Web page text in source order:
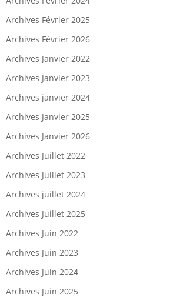
Archives Février 2025
Archives Février 2026
Archives Janvier 2022
Archives Janvier 2023
Archives janvier 2024
Archives Janvier 2025
Archives Janvier 2026
Archives Juillet 2022
Archives Juillet 2023
Archives juillet 2024
Archives Juillet 2025
Archives Juin 2022
Archives Juin 2023
Archives Juin 2024
Archives Juin 2025